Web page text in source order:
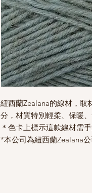
紐西蘭Zealana的線材，取
分，材質特別輕柔、保暖、
＊色卡上標示這款線材需
*本公司為紐西蘭Zealana公